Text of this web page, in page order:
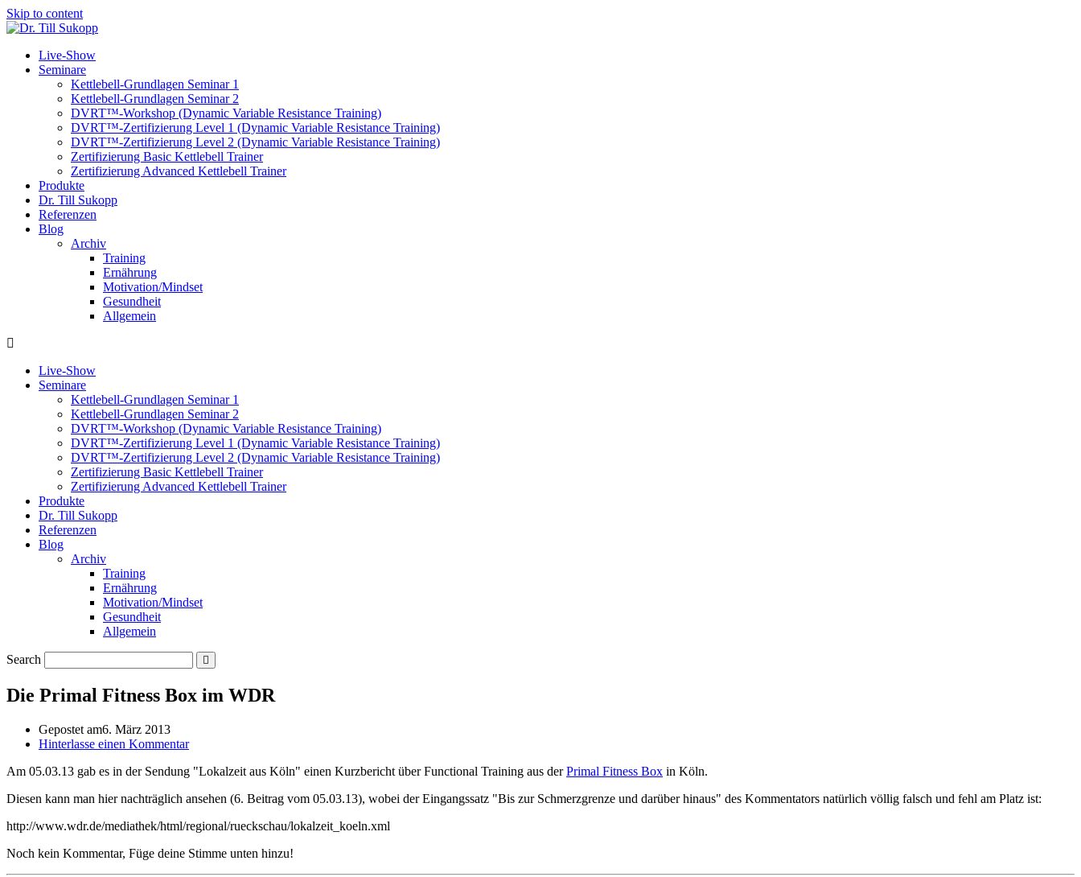
Skip to content
Live-Show
Seminare
Kettlebell-Grundlagen Seminar 1
Kettlebell-Grundlagen Seminar 2
DVRT™-Workshop (Dynamic Variable Resistance Training)
DVRT™-Zertifizierung Level 1 (Dynamic Variable Resistance Training)
DVRT™-Zertifizierung Level 2 (Dynamic Variable Resistance Training)
Zertifizierung Basic Kettlebell Trainer
Zertifizierung Advanced Kettlebell Trainer
Produkte
Dr. Till Sukopp
Referenzen
Blog
Archiv
Training
Ernährung
Motivation/Mindset
Gesundheit
Allgemein
Live-Show
Seminare
Kettlebell-Grundlagen Seminar 1
Kettlebell-Grundlagen Seminar 2
DVRT™-Workshop (Dynamic Variable Resistance Training)
DVRT™-Zertifizierung Level 1 (Dynamic Variable Resistance Training)
DVRT™-Zertifizierung Level 2 (Dynamic Variable Resistance Training)
Zertifizierung Basic Kettlebell Trainer
Zertifizierung Advanced Kettlebell Trainer
Produkte
Dr. Till Sukopp
Referenzen
Blog
Archiv
Training
Ernährung
Motivation/Mindset
Gesundheit
Allgemein
Search
Die Primal Fitness Box im WDR
Gepostet am6. März 2013
Hinterlasse einen Kommentar
Am 05.03.13 gab es in der Sendung "Lokalzeit aus Köln" einen Kurzbericht über Functional Training aus derPrimal Fitness Box in Köln.
Diesen kann man hier nachträglich ansehen (6. Beitrag vom 05.03.13), wobei der Eingangssatz "Bis zur Schmerzgrenze und darüber hinaus" des Kommentators natürlich völlig falsch und fehl am Platz ist:
http://www.wdr.de/mediathek/html/regional/rueckschau/lokalzeit_koeln.xml
Noch kein Kommentar, Füge deine Stimme unten hinzu!